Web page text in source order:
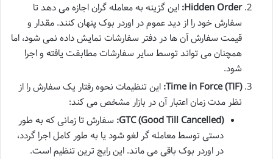
Hidden Order: این گزینه به معامله گران اجازه می دهد تا
سفارش خود را از دید عموم در اوردر بوک پنهان کنند. مقدار و
قیمت سفارش آن ها در دفتر سفارشات نمایش داده نمی شود، اما
همچنان می تواند توسط سایر سفارشات مطابقت یافته و اجرا
شود.
Time in Force (TIF): این تنظیمات نحوه رفتار یک سفارش را از
نظر مدت زمان اعتبار آن در بازار مشخص می کند:
GTC (Good Till Cancelled): سفارش تا زمانی که به طور
دستی توسط معامله گر لغو شود یا به طور کامل اجرا گردد،
در اوردر بوک باقی می ماند. این رایج ترین تنظیم است.